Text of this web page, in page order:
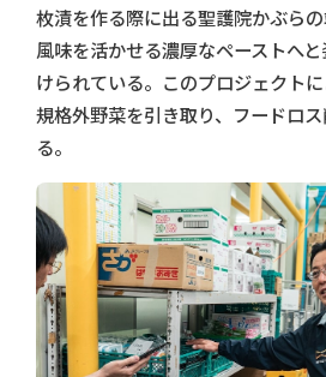
枚漬を作る際に出る聖護院かぶら
風味を活かせる濃厚なペーストへ
けられている。このプロジェクト
規格外野菜を引き取り、フードロ
る。